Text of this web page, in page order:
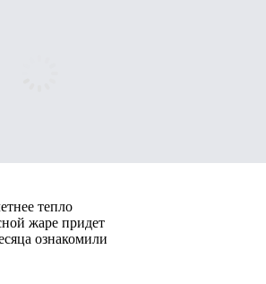
тепло
жаре придет
ознакомили